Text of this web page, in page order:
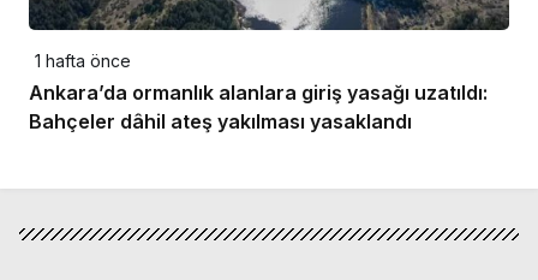
1 hafta önce
Ankara’da ormanlık alanlara giriş yasağı uzatıldı:
Bahçeler dâhil ateş yakılması yasaklandı